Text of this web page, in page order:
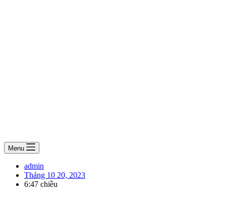
Menu
admin
Tháng 10 20, 2023
6:47 chiều